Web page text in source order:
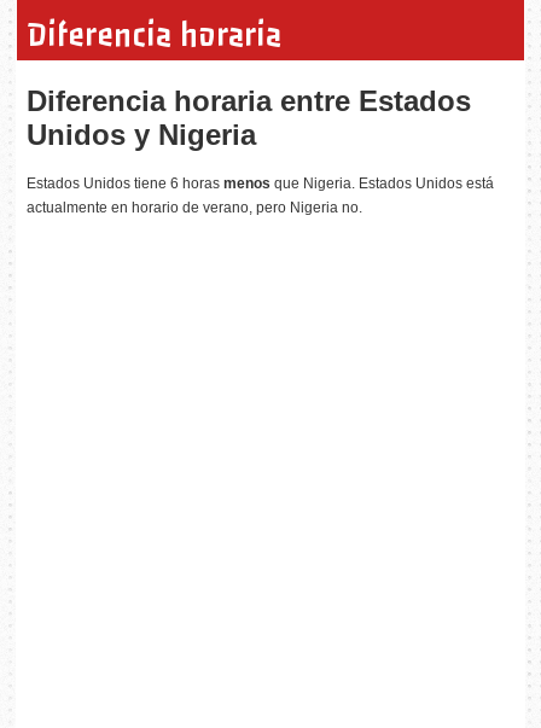
Diferencia horaria
Diferencia horaria entre Estados
Unidos y Nigeria
Estados Unidos tiene 6 horasmenos que Nigeria. Estados Unidos está
actualmente en horario de verano, pero Nigeria no.